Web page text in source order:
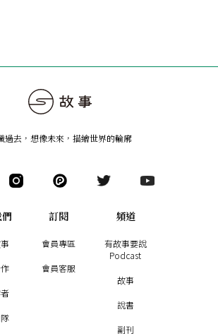
過去，想像未來 ， 描繪世界的輪廓
訂閱
會員專區
會員客服
頻道
有故事要說
Podcast
故事
說書
副刊